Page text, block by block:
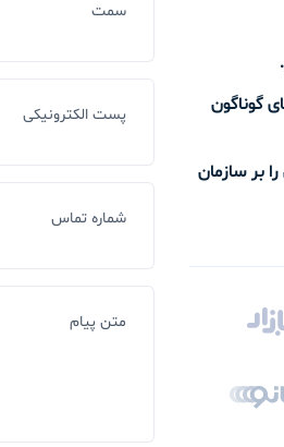
گوناگون
بر سازمان
سمت
پست الکترونیکی
شماره تماس
متن پیام